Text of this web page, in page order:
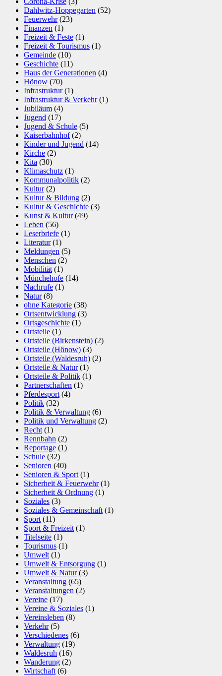
Dahlwitz-Hoppegarten (52)
Feuerwehr(23)
Finanzen (1)
Freizeit & Feste (1)
Freizeit & Tourismus (1)
Gemeinde (10)
Geschichte (11)
Haus der Generationen (4)
Hönow (70)
Infrastruktur(1)
Infrastruktur & Verkehr(1)
Jubiläum (4)
Jugend (17)
Jugend & Schule (5)
Kaiserbahnhof(2)
Kinder und Jugend (14)
Kirche (2)
Kita (30)
Klimaschutz (1)
Kommunalpolitik (2)
Kultur(2)
Kultur & Bildung (2)
Kultur & Geschichte (3)
Kunst & Kultur(49)
Leben (56)
Leserbriefe (1)
Literatur(1)
Meldungen (5)
Menschen (2)
Mobilität(1)
Münchehofe (14)
Nachrufe (1)
Natur(8)
ohne Kategorie (38)
Ortsentwicklung (3)
Ortsgeschichte (1)
Ortsteile (1)
Ortsteile (Birkenstein) (2)
Ortsteile (Hönow) (3)
Ortsteile (Waldesruh) (2)
Ortsteile & Natur(1)
Ortsteile & Politik (1)
Partnerschaften (1)
Pferdesport(4)
Politik (32)
Politik & Verwaltung (6)
Politik und Verwaltung (2)
Recht(1)
Rennbahn (2)
Reportage (1)
Schule (32)
Senioren (40)
Senioren & Sport(1)
Sicherheit & Feuerwehr(1)
Sicherheit & Ordnung (1)
Soziales (3)
Soziales & Gemeinschaft(1)
Sport(11)
Sport & Freizeit(1)
Titelseite (1)
Tourismus (1)
Umwelt(1)
Umwelt & Entsorgung (1)
Umwelt & Natur(3)
Veranstaltung (65)
Veranstaltungen (2)
Vereine (17)
Vereine & Soziales (1)
Vereinsleben (8)
Verkehr(5)
Verschiedenes (6)
Verwaltung (19)
Waldesruh (16)
Wanderung (2)
Wirtschaft(6)